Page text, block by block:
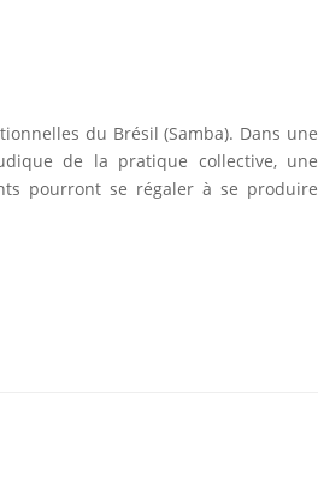
du Brésil (Samba). Dans une
de la pratique collective, une
pourront se régaler à se produire